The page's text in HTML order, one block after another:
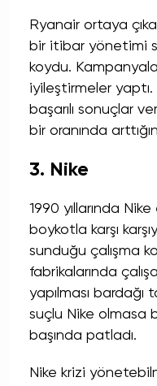
Ryanair ortaya
bir itibar yönetimi
koydu.
iyileştirmeler yaptı.
başarılı sonuçlar
bir oranında
3. Nike
1990 yıllarında
boykotla karşı
sunduğu çalışma
fabrikalarında
yapılması bardağı
suçlu Nike olmasa
başında patladı.
Nike krizi